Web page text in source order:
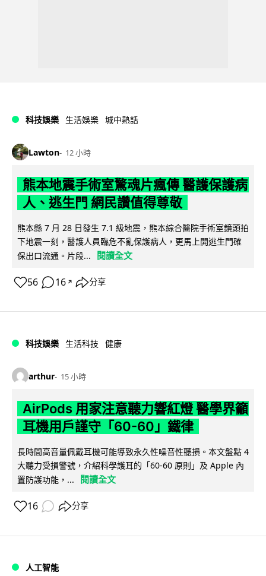
科技娛樂 生活娛樂 城中熱話
Lawton 12 小時
熊本地震手術室驚魂片瘋傳 醫護保護病
人、逃生門 網民讚值得尊敬
熊本縣 7 月 28 日發生 7.1 級地震，熊本綜合醫院手術室鏡頭拍
下地震一刻，醫護人員臨危不亂保護病人，更馬上開逃生門確
保出口流通。片段...
閱讀全文
56 16 ↗ 分享
科技娛樂 生活科技 健康
arthur 15 小時
AirPods 用家注意聽力響紅燈 醫學界籲
耳機用戶謹守「60-60」鐵律
長時間高音量佩戴耳機可能導致永久性噪音性聽損。本文盤點 4
大聽力受損警號，介紹科學護耳的「60-60 原則」及 Apple 內
置防護功能，...
閱讀全文
16 分享
人工智能